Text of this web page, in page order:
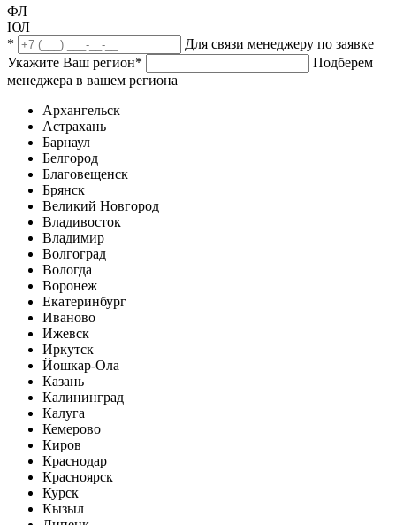
ФЛ
ЮЛ
*
Для связи менеджеру по заявке
Укажите Ваш регион*
Подберем
менеджера в вашем региона
Архангельск
Астрахань
Барнаул
Белгород
Благовещенск
Брянск
Великий Новгород
Владивосток
Владимир
Волгоград
Вологда
Воронеж
Екатеринбург
Иваново
Ижевск
Иркутск
Йошкар-Ола
Казань
Калининград
Калуга
Кемерово
Киров
Краснодар
Красноярск
Курск
Кызыл